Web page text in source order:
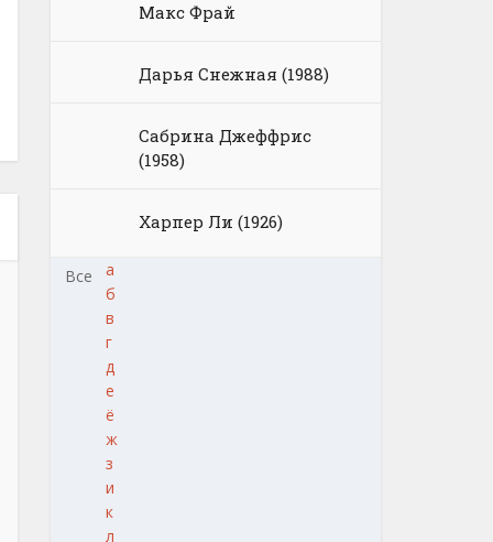
Макс Фрай
Дарья Снежная (1988)
Сабрина Джеффрис
(1958)
Харпер Ли (1926)
Все
а
б
в
г
д
е
ё
ж
з
и
к
л